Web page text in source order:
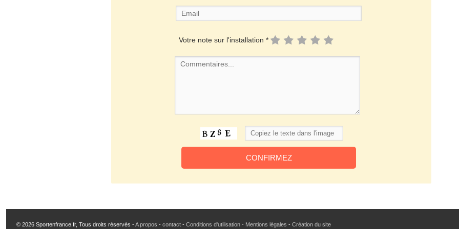
Votre note sur l'installation *
© 2026 Sportenfrance.fr, Tous droits réservés -A propos - contact - Conditions d'utilisation - Mentions légales - Création du site